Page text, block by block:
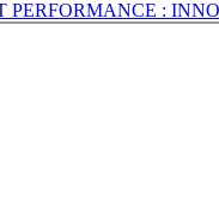
PERFORMANCE :